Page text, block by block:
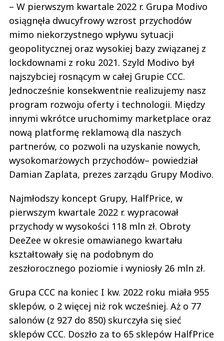
– W pierwszym kwartale 2022 r. Grupa Modivo
osiągnęła dwucyfrowy wzrost przychodów
mimo niekorzystnego wpływu sytuacji
geopolitycznej oraz wysokiej bazy związanej z
lockdownami z roku 2021. Szyld Modivo był
najszybciej rosnącym w całej Grupie CCC.
Jednocześnie konsekwentnie realizujemy nasz
program rozwoju oferty i technologii. Między
innymi wkrótce uruchomimy marketplace oraz
nową platformę reklamową dla naszych
partnerów, co pozwoli na uzyskanie nowych,
wysokomarżowych przychodów– powiedział
Damian Zaplata, prezes zarządu Grupy Modivo.
Najmłodszy koncept Grupy, HalfPrice, w
pierwszym kwartale 2022 r. wypracował
przychody w wysokości 118 mln zł. Obroty
DeeZee w okresie omawianego kwartału
kształtowały się na podobnym do
zeszłorocznego poziomie i wyniosły 26 mln zł.
Grupa CCC na koniec I kw. 2022 roku miała 955
sklepów, o 2 więcej niż rok wcześniej. Aż o 77
salonów (z 927 do 850) skurczyła się sieć
sklepów CCC. Doszło za to 65 sklepów HalfPrice